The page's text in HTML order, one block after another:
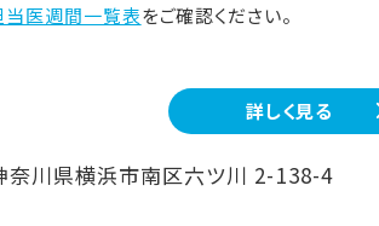
当医週間一覧表をご確認ください。
詳しく見る
奈川県横浜市南区六ツ川 2-138-4